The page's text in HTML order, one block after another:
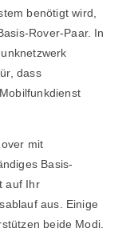
benötigt wird,
Rover-Paar. In
dass
mit
Basis-
auf Ihr
aus. Einige
beide Modi.